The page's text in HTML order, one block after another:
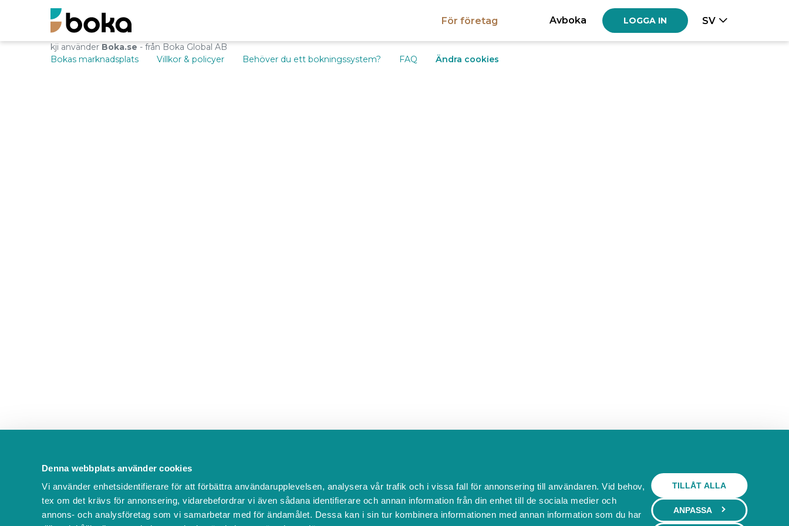
Denna webbplats använder cookies
Vi använder enhetsidentifierare för att förbättra användarupplevelsen, analysera vår trafik och i vissa fall för annonsering till användaren. Vid behov,
tex om det krävs för annonsering, vidarebefordrar vi även sådana identifierare och annan information från din enhet till de sociala medier och
annons- och analysföretag som vi samarbetar med för ändamålet. Dessa kan i sin tur kombinera informationen med annan information som du har
TILLÅT ALLA
ANPASSA
För företag Avboka LOGGA IN SV
kji använder Boka.se - från Boka Global AB
Bokas marknadsplats
Villkor & policyer Behöver du ett bokningssystem? FAQ Ändra cookies